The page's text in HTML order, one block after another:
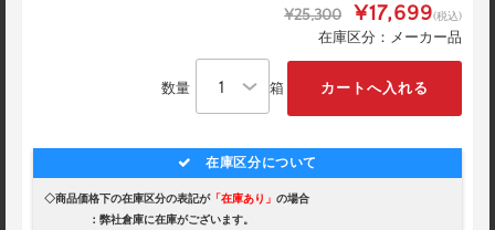
¥25,300 ¥17,699(税込)
在庫区分：メーカー品
数量 箱
在庫区分について
◇商品価格下の在庫区分の表記が「在庫あり」 の場合
：弊社倉庫に在庫がございます。